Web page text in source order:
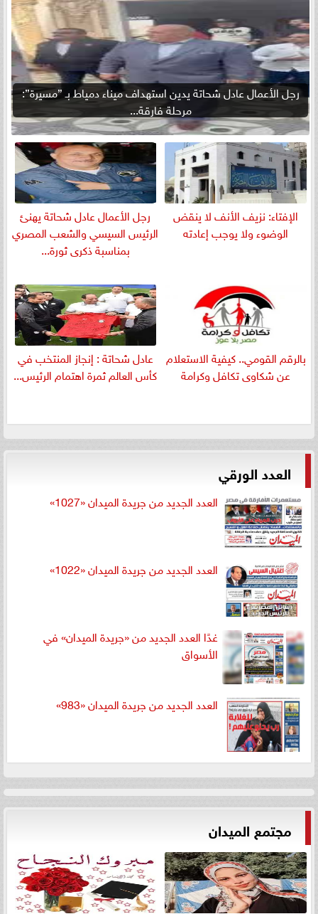
رجل الأعمال عادل شحاتة يدين استهداف ميناء دمياط بـ ”مسيرة”:
مرحلة فارقة...
الإفتاء: نزيف الأنف لا ينقض
الوضوء ولا يوجب إعادته
رجل الأعمال عادل شحاتة يهنئ
الرئيس السيسي والشعب المصري
بمناسبة ذكرى ثورة...
بالرقم القومي.. كيفية الاستعلام
عن شكاوى تكافل وكرامة
عادل شحاتة : إنجاز المنتخب في
كأس العالم ثمرة اهتمام الرئيس...
العدد الورقي
العدد الجديد من جريدة الميدان «1027»
العدد الجديد من جريدة الميدان «1022»
غدًا العدد الجديد من «جريدة الميدان» في
الأسواق
العدد الجديد من جريدة الميدان «983»
مجتمع الميدان